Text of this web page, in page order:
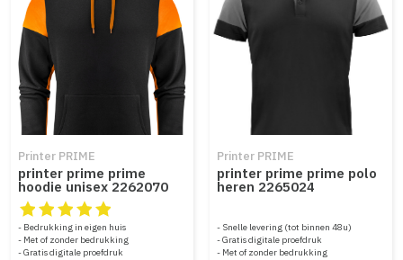
Printer PRIME
printer prime prime
hoodie unisex 2262070
De beoordeling van dit product is
Bedrukking in eigen huis
Met of zonder bedrukking
Gratis digitale proefdruk
Printer PRIME
printer prime prime polo
heren 2265024
Snelle levering (tot binnen 48u)
Gratis digitale proefdruk
Met of zonder bedrukking